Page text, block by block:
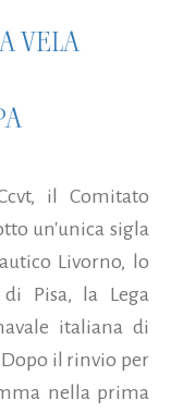
VELA
il Comitato
un'unica sigla
Livorno, lo
Pisa, la Lega
italiana di
il rinvio per
nella prima